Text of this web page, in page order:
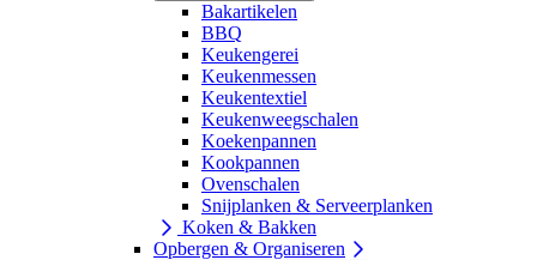
Bakartikelen
BBQ
Keukengerei
Keukenmessen
Keukentextiel
Keukenweegschalen
Koekenpannen
Kookpannen
Ovenschalen
Snijplanken & Serveerplanken
Koken & Bakken
Opbergen & Organiseren